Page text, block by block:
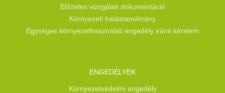
Előzetes vizsgálati dokumentáció
Környezeti hatástanulmány
Egységes környezethasználati engedély iránti kérelem
ENGEDÉLYEK
Környezetvédelmi engedély